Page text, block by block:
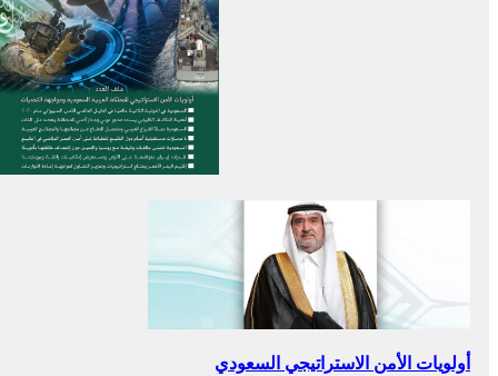
أولويات الأمن الاستراتيجي السعودي